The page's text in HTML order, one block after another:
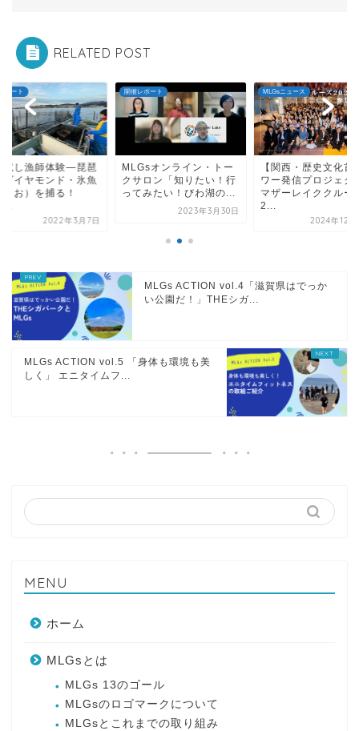
RELATED POST
ポート
オンライン・トー
ロン「知りたい！行
みたい！びわ湖の...
MLGsニュース
【関西・歴史文化首都パ
ワー発信プロジェクト】
マザーレイククルーズ
開催レポート
「お試し漁師体験―
湖のダイヤモンド・
（ひうお）を捕る！
―」...
2022年3
MLGs ACTION vol.4「滋賀県はでっか
い公園だ！」THEシガ...
MLGs ACTION vol.5 「身体も環境も美
しく」 エニタイムフ...
MENU
ホーム
MLGsとは
MLGs 13のゴール
MLGsのロゴマークについて
MLGsとこれまでの取り組み